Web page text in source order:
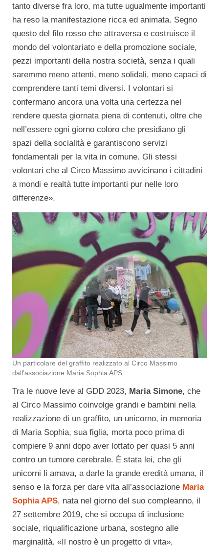
tanto diverse fra loro, ma tutte ugualmente importanti
ha reso la manifestazione ricca ed animata. Segno
questo del filo rosso che attraversa e costruisce il
mondo del volontariato e della promozione sociale,
pezzi importanti della nostra società, senza i quali
saremmo meno attenti, meno solidali, meno capaci di
comprendere tanti temi diversi. I volontari si
confermano ancora una volta una certezza nel
rendere questa giornata piena di contenuti, oltre che
nell’essere ogni giorno coloro che presidiano gli
spazi della socialità e garantiscono servizi
fondamentali per la vita in comune. Gli stessi
volontari che al Circo Massimo avvicinano i cittadini
a mondi e realtà tutte importanti pur nelle loro
differenze».
Un particolare del graffito realizzato al Circo Massimo
dall’associazione Maria Sophia APS
Tra le nuove leve al GDD 2023, Maria Simone, che
al Circo Massimo coinvolge grandi e bambini nella
realizzazione di un graffito, un unicorno, in memoria
di Maria Sophia, sua figlia, morta poco prima di
compiere 9 anni dopo aver lottato per quasi 5 anni
contro un tumore cerebrale. È stata lei, che gli
unicorni li amava, a darle la grande eredità umana, il
senso e la forza per dare vita all’associazione Maria
Sophia APS, nata nel giorno del suo compleanno, il
27 settembre 2019, che si occupa di inclusione
sociale, riqualificazione urbana, sostegno alle
marginalità. «Il nostro è un progetto di vita»,